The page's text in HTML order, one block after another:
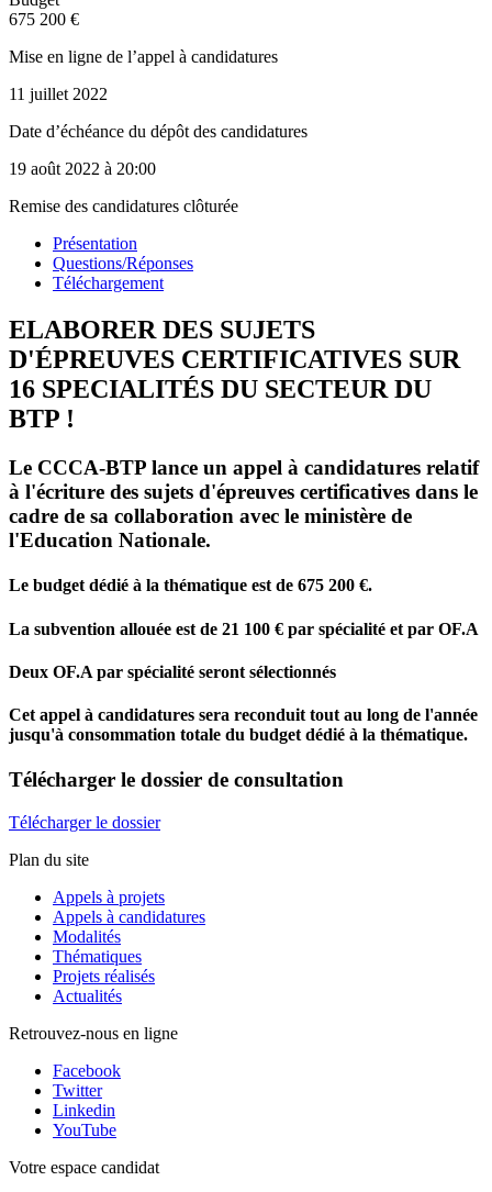
675 200 €
Mise en ligne de l’appel à candidatures
11 juillet 2022
Date d’échéance du dépôt des candidatures
19 août 2022 à 20:00
Remise des candidatures clôturée
Présentation
Questions/Réponses
Téléchargement
ELABORER DES SUJETS
D'ÉPREUVES CERTIFICATIVES SUR
16 SPECIALITÉS DU SECTEUR DU
BTP !
Le CCCA-BTP lance un appel à candidatures relatif
à l'écriture des sujets d'épreuves certificatives dans le
cadre de sa collaboration avec le ministère de
l'Education Nationale.
Le budget dédié à la thématique est de 675 200 €.
La subvention allouée est de 21 100 € par spécialité et par OF.A
Deux OF.A par spécialité seront sélectionnés
Cet appel à candidatures sera reconduit tout au long de l'année
jusqu'à consommation totale du budget dédié à la thématique.
Télécharger le dossier de consultation
Télécharger le dossier
Plan du site
Appels à projets
Appels à candidatures
Modalités
Thématiques
Projets réalisés
Actualités
Retrouvez-nous en ligne
Facebook
Twitter
Linkedin
YouTube
Votre espace candidat